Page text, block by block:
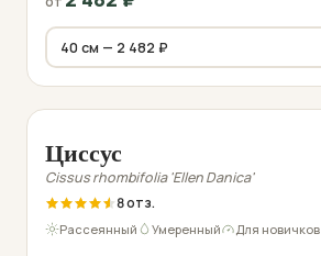
Циссус
Cissus rhombifolia 'Ellen Danica'
8
Рассеянный Умеренный Для новичков